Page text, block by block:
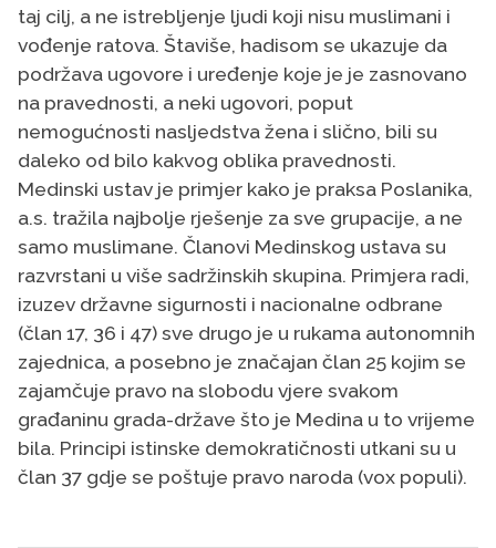
taj cilj, a ne istrebljenje ljudi koji nisu muslimani i
vođenje ratova. Štaviše, hadisom se ukazuje da
podržava ugovore i uređenje koje je je zasnovano
na pravednosti, a neki ugovori, poput
nemogućnosti nasljedstva žena i slično, bili su
daleko od bilo kakvog oblika pravednosti.
Medinski ustav je primjer kako je praksa Poslanika,
a.s. tražila najbolje rješenje za sve grupacije, a ne
samo muslimane. Članovi Medinskog ustava su
razvrstani u više sadržinskih skupina. Primjera radi,
izuzev državne sigurnosti i nacionalne odbrane
(član 17, 36 i 47) sve drugo je u rukama autonomnih
zajednica, a posebno je značajan član 25 kojim se
zajamčuje pravo na slobodu vjere svakom
građaninu grada-države što je Medina u to vrijeme
bila. Principi istinske demokratičnosti utkani su u
član 37 gdje se poštuje pravo naroda (vox populi).